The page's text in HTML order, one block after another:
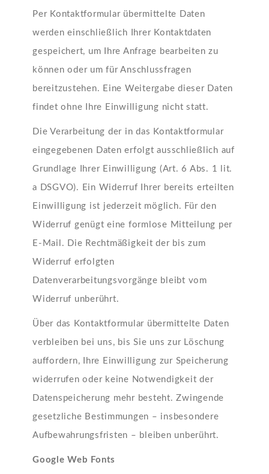
Per Kontaktformular übermittelte Daten
werden einschließlich Ihrer Kontaktdaten
gespeichert, um Ihre Anfrage bearbeiten zu
können oder um für Anschlussfragen
bereitzustehen. Eine Weitergabe dieser Daten
findet ohne Ihre Einwilligung nicht statt.
Die Verarbeitung der in das Kontaktformular
eingegebenen Daten erfolgt ausschließlich auf
Grundlage Ihrer Einwilligung (Art. 6 Abs. 1 lit.
a DSGVO). Ein Widerruf Ihrer bereits erteilten
Einwilligung ist jederzeit möglich. Für den
Widerruf genügt eine formlose Mitteilung per
E-Mail. Die Rechtmäßigkeit der bis zum
Widerruf erfolgten
Datenverarbeitungsvorgänge bleibt vom
Widerruf unberührt.
Über das Kontaktformular übermittelte Daten
verbleiben bei uns, bis Sie uns zur Löschung
auffordern, Ihre Einwilligung zur Speicherung
widerrufen oder keine Notwendigkeit der
Datenspeicherung mehr besteht. Zwingende
gesetzliche Bestimmungen – insbesondere
Aufbewahrungsfristen – bleiben unberührt.
Google Web Fonts